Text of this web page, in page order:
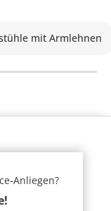
mit Armlehnen
Anliegen?